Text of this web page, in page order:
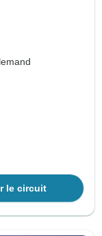
le circuit